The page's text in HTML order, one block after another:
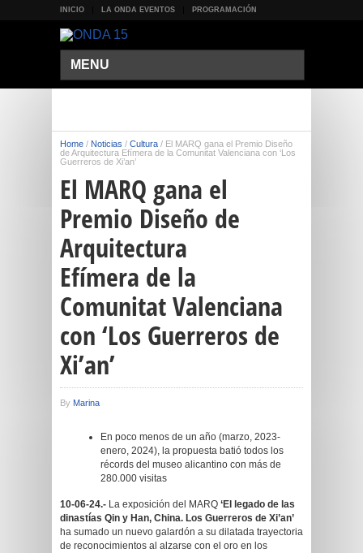
INICIO LA ONDA EVENTOS PROGRAMACIÓN
MENU
Home / Noticias / Cultura / El MARQ gana el Premio Diseño
de Arquitectura Efímera de la Comunitat Valenciana con ‘Los
Guerreros de Xi’an’
El MARQ gana el
Premio Diseño de
Arquitectura
Efímera de la
Comunitat Valenciana
con ‘Los Guerreros de
Xi’an’
By Marina
En poco menos de un año (marzo, 2023-
enero, 2024), la propuesta batió todos los
récords del museo alicantino con más de
280.000 visitas
10-06-24.- La exposición del MARQ ‘El legado de las
dinastías Qin y Han, China. Los Guerreros de Xi’an’
ha sumado un nuevo galardón a su dilatada trayectoria
de reconocimientos al alzarse con el oro en los